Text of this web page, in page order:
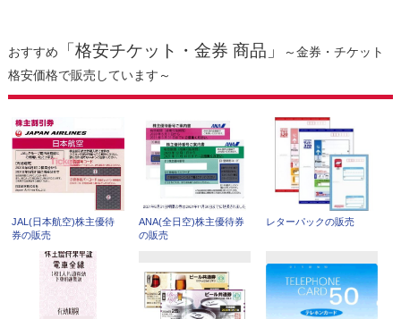
おすすめ 「格安チケット・金券 商品」
～金券・チケット
格安価格で販売しています～
JAL(日本航空)株主優待
券の販売
ANA(全日空)株主優待券
の販売
レターパックの販売